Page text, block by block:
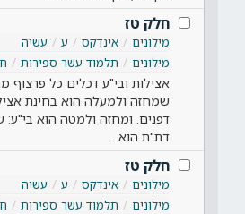
חלק טז
מילונים אינדקס ע
עשיה
מילונים
תלמוד עשר ספירות
אצילות ובי"ע דכלים כל
שמחזה ולמעלה הוא בחינת
דפנים. ומחזה ולמטה הוא
דת"ת הוא…
חלק טז
מילונים אינדקס ע
עשיה
מילונים
תלמוד עשר ספירות